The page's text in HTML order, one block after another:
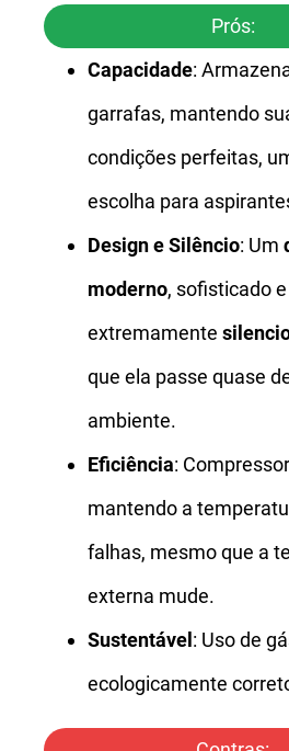
Prós:
Capacidade:
garrafas, mantendo
condições perfeitas,
escolha para
Design e Silêncio: Um
moderno, sofisticado e
extremamente
que ela passe quase
ambiente.
Eficiência:
mantendo a
falhas, mesmo que a
externa mude.
Sustentável: Uso de
ecologicamente